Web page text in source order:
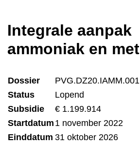
Integrale aanpak
ammoniak en
Dossier
PVG.DZ20.IAMM.001
Status
Lopend
Subsidie
€ 1.199.914
Startdatum 1 november 2022
Einddatum 31 oktober 2026